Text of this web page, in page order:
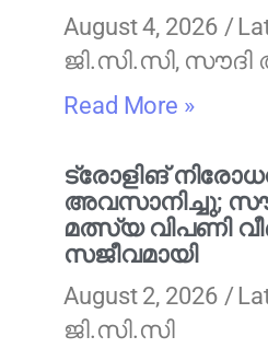
August 4, 2026
ജി.സി.സി,
Read More »
ട്രോളിങ്
അവസാനിച്ചു;
മത്സ്യ വിപണി
സജീവമായി
August 2, 2026
ജി.സി.സി